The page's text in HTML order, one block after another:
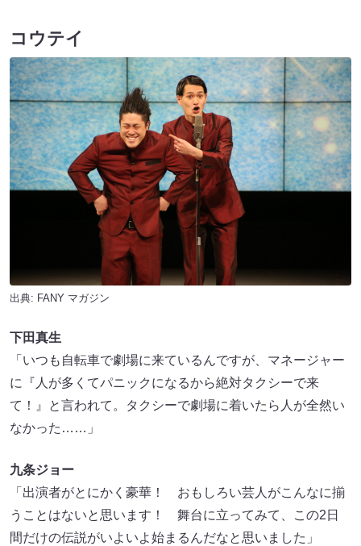
コウテイ
出典: FANY マガジン
下田真生
「いつも自転車で劇場に来ているんですが、マネージャー
に『人が多くてパニックになるから絶対タクシーで来
て！』と言われて。タクシーで劇場に着いたら人が全然い
なかった……」
九条ジョー
「出演者がとにかく豪華！ おもしろい芸人がこんなに揃
うことはないと思います！ 舞台に立ってみて、この2日
間だけの伝説がいよいよ始まるんだなと思いました」